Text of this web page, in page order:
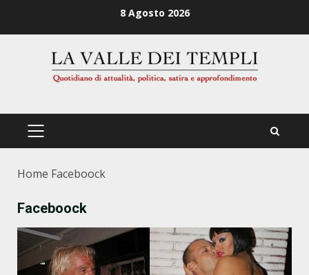
8 Agosto 2026
PRIMÄRES
Home Faceboock
Faceboock